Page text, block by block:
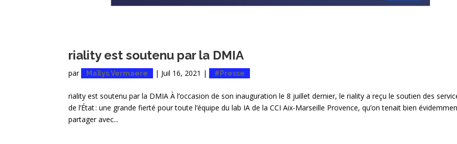
riality est soutenu par la DMIA
par Maïlys Vermaere | Juil 16, 2021 | #Presse
riality est soutenu par la DMIA À l’occasion de son inauguration le 8 juillet dernier, le riality a reçu le soutien des
de l’État : une grande fierté pour toute l’équipe du lab IA de la CCI Aix-Marseille Provence, qu’on tenait bien
partager avec...